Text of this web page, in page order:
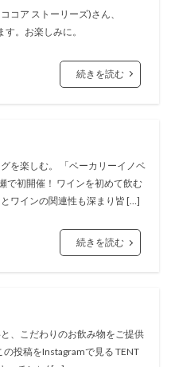
コア ストーリーズ)さん、
す。お楽しみに。
続きを読む
を楽しむ。 「ベーカリーイノベ
で初開催！ ワインを初めて飲む
ワインの関連性も深まり皆 […]
続きを読む
、こだわりのお飲み物をご提供
投稿をInstagramで見る TENT